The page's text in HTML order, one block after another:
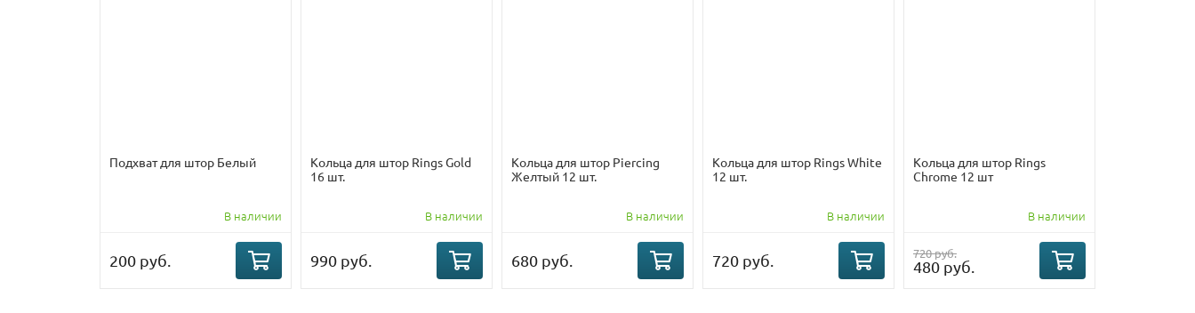
Подхват для штор Белый
В наличии
200 руб.
Кольца для штор Rings Gold
16 шт.
В наличии
990 руб.
Кольца для штор Piercing
Желтый 12 шт.
В наличии
680 руб.
Кольца для штор Rings White
12 шт.
В наличии
720 руб.
Кольца для штор Rings
Chrome 12 шт
В наличии
720 руб.
480 руб.